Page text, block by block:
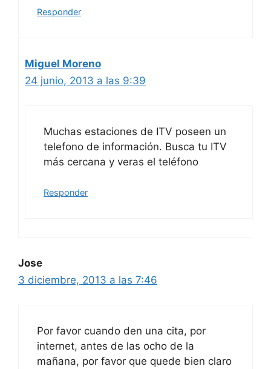
Responder
Miguel Moreno
24 junio, 2013 a las 9:39
Muchas estaciones de ITV poseen un
telefono de información. Busca tu ITV
más cercana y veras el teléfono
Responder
Jose
3 diciembre, 2013 a las 7:46
Por favor cuando den una cita, por
internet, antes de las ocho de la
mañana, por favor que quede bien claro